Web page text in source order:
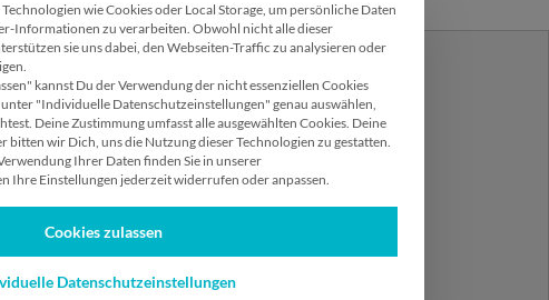
gtag/js?id=
script>
|| [];
Wir verwenden Cookies 🍪
wie Cookies oder Local Storage, um persönliche Daten
Informationen zu verarbeiten. Obwohl nicht alle dieser
sie uns dabei, den Webseiten-Traffic zu analysieren oder
kannst Du der Verwendung der nicht essenziellen Cookies
"Individuelle Datenschutzeinstellungen" genau auswählen,
Deine Zustimmung umfasst alle ausgewählten Cookies. Deine
bitten wir Dich, uns die Nutzung dieser Technologien zu gestatten.
Ihrer Daten finden Sie in unserer
Ihre Einstellungen jederzeit widerrufen oder anpassen.
Cookies zulassen
Datenschutzeinstellungen